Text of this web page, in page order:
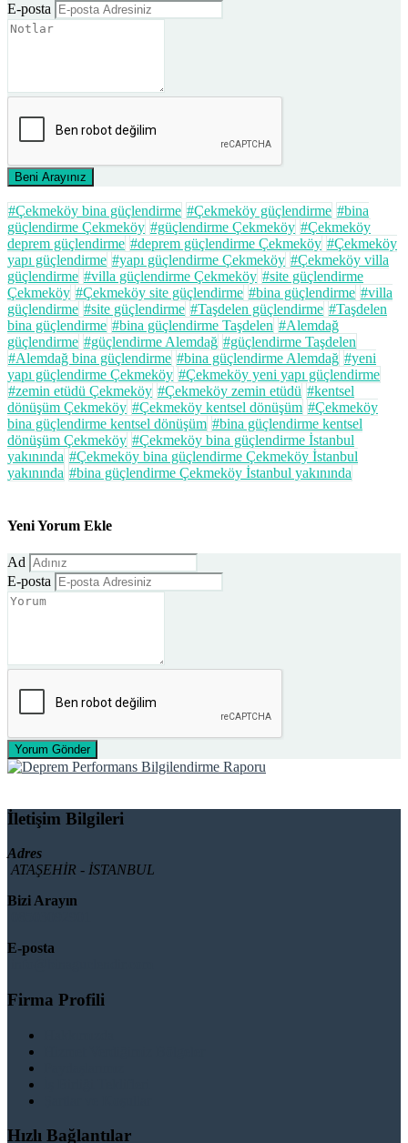
E-posta
Beni Arayınız
#Çekmeköy bina güçlendirme #Çekmeköy güçlendirme #bina
güçlendirme Çekmeköy #güçlendirme Çekmeköy #Çekmeköy
deprem güçlendirme #deprem güçlendirme Çekmeköy #Çekmeköy
yapı güçlendirme #yapı güçlendirme Çekmeköy #Çekmeköy villa
güçlendirme #villa güçlendirme Çekmeköy #site güçlendirme
Çekmeköy #Çekmeköy site güçlendirme #bina güçlendirme #villa
güçlendirme #site güçlendirme #Taşdelen güçlendirme #Taşdelen
bina güçlendirme #bina güçlendirme Taşdelen #Alemdağ
güçlendirme #güçlendirme Alemdağ #güçlendirme Taşdelen
#Alemdağ bina güçlendirme #bina güçlendirme Alemdağ #yeni
yapı güçlendirme Çekmeköy #Çekmeköy yeni yapı güçlendirme
#zemin etüdü Çekmeköy #Çekmeköy zemin etüdü #kentsel
dönüşüm Çekmeköy #Çekmeköy kentsel dönüşüm #Çekmeköy
bina güçlendirme kentsel dönüşüm #bina güçlendirme kentsel
dönüşüm Çekmeköy #Çekmeköy bina güçlendirme İstanbul
yakınında #Çekmeköy bina güçlendirme Çekmeköy İstanbul
yakınında #bina güçlendirme Çekmeköy İstanbul yakınında
Yeni Yorum Ekle
Ad
E-posta
Yorum Gönder
İletişim Bilgileri
Adres
ATAŞEHİR - İSTANBUL
Bizi Arayın
E-posta
Firma Profili
Hızlı Bağlantılar